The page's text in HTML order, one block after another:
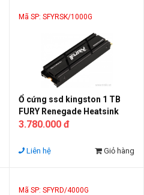
Mã SP: SFYRSK/1000G
Ổ cứng ssd kingston 1 TB
FURY Renegade Heatsink
PCIe 4.0 NVMe M.2
3.780.000 đ
Liên hệ Giỏ hàng
Mã SP: SFYRD/4000G